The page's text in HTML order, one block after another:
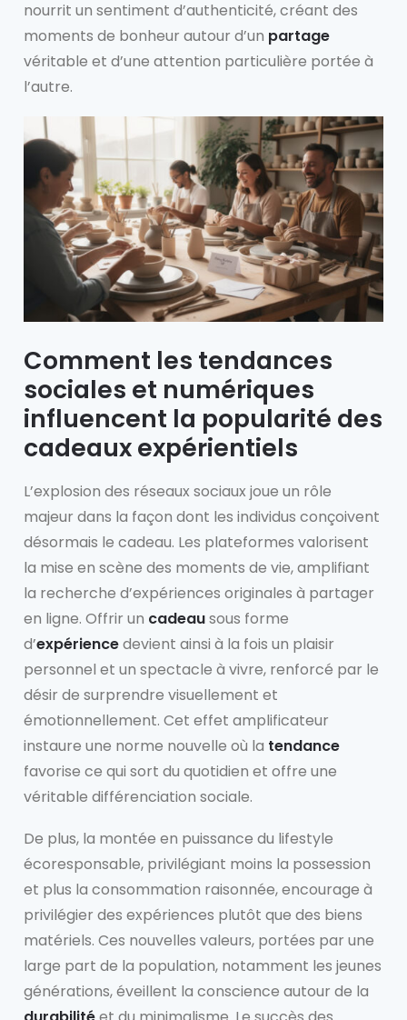
nourrit un sentiment d’authenticité, créant des
moments de bonheur autour d’un partage
véritable et d’une attention particulière portée à
l’autre.
Comment les tendances
sociales et numériques
influencent la popularité des
cadeaux expérientiels
L’explosion des réseaux sociaux joue un rôle
majeur dans la façon dont les individus conçoivent
désormais le cadeau. Les plateformes valorisent
la mise en scène des moments de vie, amplifiant
la recherche d’expériences originales à partager
en ligne. Offrir un cadeausous forme
d’expériencedevient ainsi à la fois un plaisir
personnel et un spectacle à vivre, renforcé par le
désir de surprendre visuellement et
émotionnellement. Cet effet amplificateur
instaure une norme nouvelle où la tendance
favorise ce qui sort du quotidien et offre une
véritable différenciation sociale.
De plus, la montée en puissance du lifestyle
écoresponsable, privilégiant moins la possession
et plus la consommation raisonnée, encourage à
privilégier des expériences plutôt que des biens
matériels. Ces nouvelles valeurs, portées par une
large part de la population, notamment les jeunes
générations, éveillent la conscience autour de la